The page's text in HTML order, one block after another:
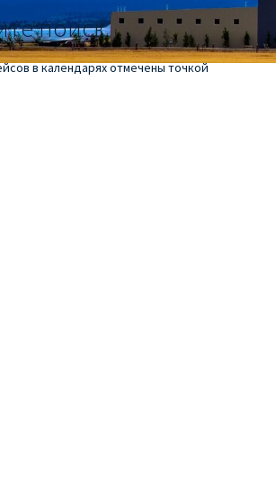
ДОБАВИТЬ БАГАЖRyanair зміниRyanair
ИЗ РИГИRyanair из СтокгольмаRYANAIR
поиск
в календарях отмечены точкой